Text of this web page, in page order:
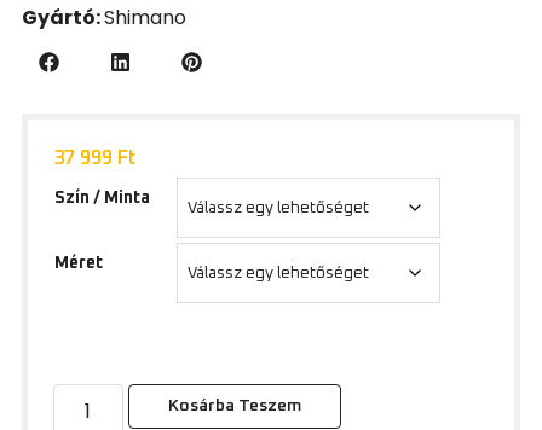
Gyártó:Shimano
37 999 Ft
Szín / Minta
Méret
Kosárba Teszem